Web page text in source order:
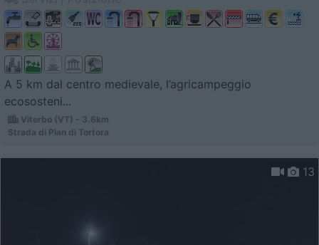
A 5 km dal centro medievale, l’agricampeggio
ecososteni...
Viterbo (VT) - 3.6km
Strada di Pian di Tortora
13